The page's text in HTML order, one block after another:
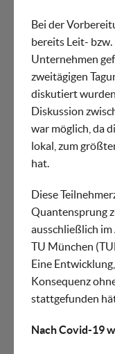
Bei der
bereits Leit-
Unternehmen
zweitägigen
diskutiert
Diskussion
war möglich, da
lokal, zum
hat.
Diese
Quantensprung
ausschließlich im
TU München
Eine
Konsequenz
stattgefunden
Nach Covid-19